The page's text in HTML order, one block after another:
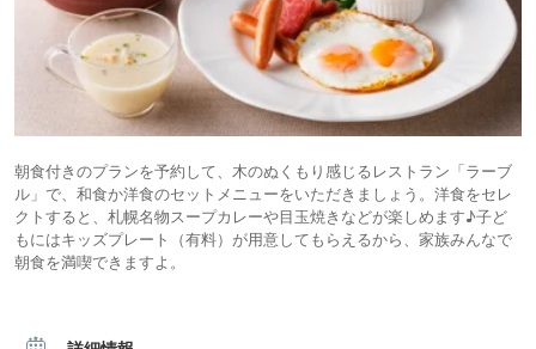
朝食付きのプランを予約して、木のぬくもり感じるレストラン「ラーブ
ル」で、和食か洋食のセットメニューをいただきましょう。洋食をセレ
クトすると、札幌名物スープカレーや目玉焼きなどが楽しめます♪子ど
もにはキッズプレート（有料）が用意してもらえるから、家族みんなで
朝食を満喫できますよ。